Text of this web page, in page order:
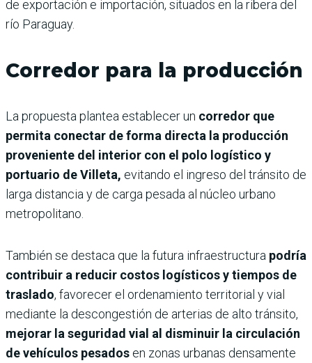
de exportación e importación, situados en la ribera del
río Paraguay.
Corredor para la producción
La propuesta plantea establecer un corredor que
permita conectar de forma directa la producción
proveniente del interior con el polo logístico y
portuario de Villeta, evitando el ingreso del tránsito de
larga distancia y de carga pesada al núcleo urbano
metropolitano.
También se destaca que la futura infraestructura podría
contribuir a reducir costos logísticos y tiempos de
traslado, favorecer el ordenamiento territorial y vial
mediante la descongestión de arterias de alto tránsito,
mejorar la seguridad vial al disminuir la circulación
de vehículos pesados en zonas urbanas densamente